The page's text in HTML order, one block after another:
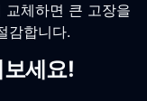
교체하면 큰 고장을
감합니다.
세요!